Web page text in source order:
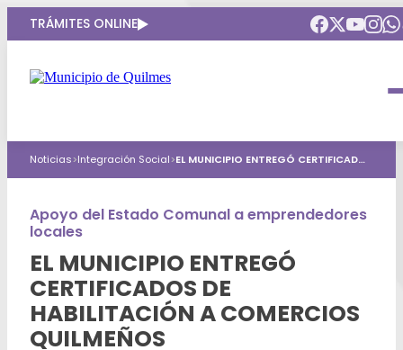
TRÁMITES ONLINE
Intendenta
Gobierno Abierto
Áreas de gobierno
Puntos de interés
Mapa interactivo
Obras Públicas
Seguridad
GIRSU
Educación
ARQUI
Mi Quilmes Digital
Atención a la comunidad
Defensa del consumidor
Agenda municipal
Noticias>Integración Social> EL MUNICIPIO ENTREGÓ CERTIFICADOS DE HABILITACIÓN A COMERCIOS QUILMEÑOS
Apoyo del Estado Comunal a emprendedores
locales
EL MUNICIPIO ENTREGÓ
CERTIFICADOS DE
HABILITACIÓN A COMERCIOS
QUILMEÑOS